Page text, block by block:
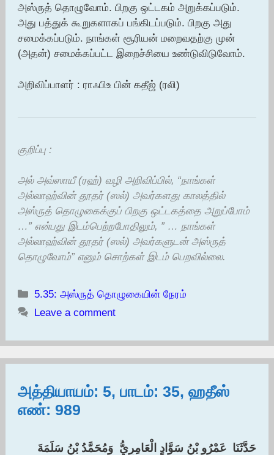
அஸ்ருத் தொழுவோம். பிறகு ஒட்டகம் அறுக்கப்படும்.
அது பத்துக் கூறுகளாகப் பங்கிடப்படும். பிறகு அது
சமைக்கப்படும். நாங்கள் சூரியன் மறைவதற்கு முன்
(அதன்) சமைக்கப்பட்ட இறைச்சியை உண்டுவிடுவோம்.
அறிவிப்பாளர் : ராஃபிஉ பின் கதீஜ் (ரலி)
குறிப்பு :
அல் அவ்ஸாயீ (ரஹ்) வழி அறிவிப்பில், “நாங்கள்
அல்லாஹ்வின் தூதர் (ஸல்) அவர்களது காலத்தில்
அஸ்ருத் தொழுகைக்குப் பிறகு ஒட்டகத்தை அறுப்போம்
…” என்பது இடம்பெற்றபோதிலும், ” … நாங்கள்
அல்லாஹ்வின் தூதர் (ஸல்) அவர்களுடன் அஸ்ருத்
தொழுவோம்” எனும் சொற்கள் இடம் பெறவில்லை.
Categories
5.35: அஸ்ருத் தொழுகையின் நேரம்
Leave a comment
அத்தியாயம்: 5, பாடம்: 35, ஹதீஸ்
எண்: 989
حَدَّثَنَا ‏ ‏عَمْرُو بْنُ سَوَّادٍ الْعَامِرِيُّ ‏ ‏وَمُحَمَّدُ بْنُ سَلَمَةَ